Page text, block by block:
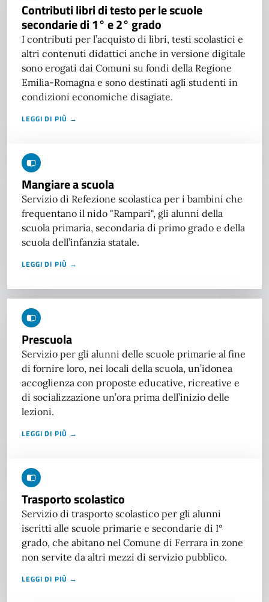
Contributi libri di testo per le scuole
secondarie di 1° e 2° grado
I contributi per l’acquisto di libri, testi scolastici e
altri contenuti didattici anche in versione digitale
sono erogati dai Comuni su fondi della Regione
Emilia-Romagna e sono destinati agli studenti in
condizioni economiche disagiate.
LEGGI DI PIÙ →
Mangiare a scuola
Servizio di Refezione scolastica per i bambini che
frequentano il nido "Rampari", gli alunni della
scuola primaria, secondaria di primo grado e della
scuola dell’infanzia statale.
LEGGI DI PIÙ →
Prescuola
Servizio per gli alunni delle scuole primarie al fine
di fornire loro, nei locali della scuola, un’idonea
accoglienza con proposte educative, ricreative e
di socializzazione un’ora prima dell’inizio delle
lezioni.
LEGGI DI PIÙ →
Trasporto scolastico
Servizio di trasporto scolastico per gli alunni
iscritti alle scuole primarie e secondarie di I°
grado, che abitano nel Comune di Ferrara in zone
non servite da altri mezzi di servizio pubblico.
LEGGI DI PIÙ →